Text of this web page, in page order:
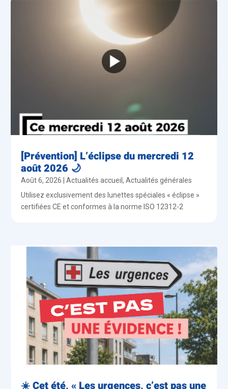
[Prévention] L’éclipse du mercredi 12
août 2026 🌙
Août 6, 2026 |Actualités accueil,Actualités générales
Utilisez exclusivement des lunettes spéciales « éclipse »
certifiées CE et conformes à la norme ISO 12312-2
☀️ Cet été, « Les urgences, c’est pas une